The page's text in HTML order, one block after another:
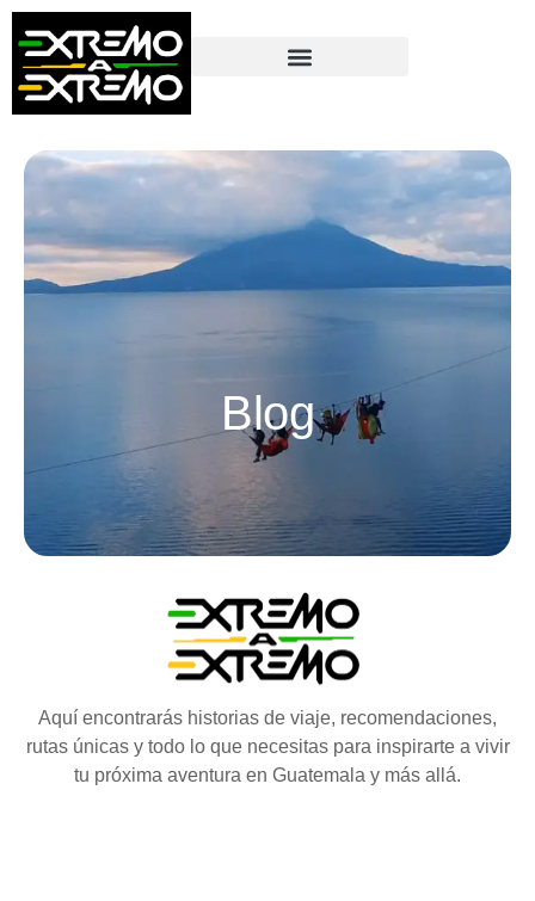
contenido
Blog
Aquí encontrarás historias de viaje, recomendaciones,
rutas únicas y todo lo que necesitas para inspirarte a vivir
tu próxima aventura en Guatemala y más allá.